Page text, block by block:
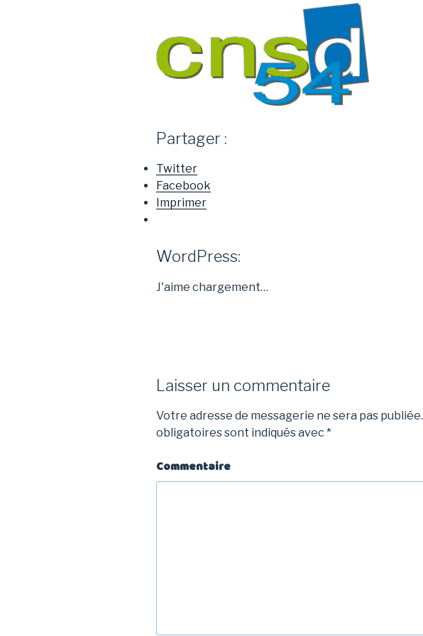
Partager :
Twitter
Facebook
Imprimer
WordPress:
J'aime chargement…
Laisser un commentaire
Votre adresse de messagerie ne sera pas publiée.
obligatoires sont indiqués avec *
Commentaire